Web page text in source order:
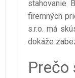
stahovanie
firemných
s.r.o. má
dokáže
Prečo